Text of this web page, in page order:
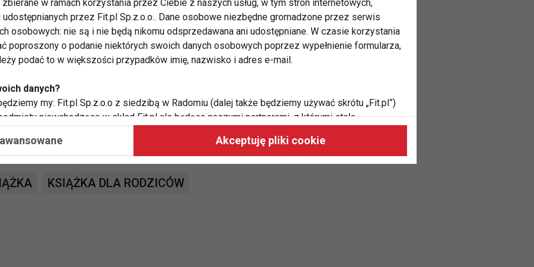
format: 14,5 x 20,50 cm, s. 152, oprawa miękka
2010 r.
KSIĄŻKA DLA RODZICÓW
w ramach korzystania przez Ciebie z naszych usług, w tym stron internetowych,
przez Fit.pl Sp.z.o.o.. Dane osobowe niezbędne gromadzone przez serwis
osobowych: nie są i nie będą nikomu odsprzedawana ani udostępniane. W czasie korzystania
poproszony o podanie niektórych swoich danych osobowych poprzez wypełnienie formularza,
podać to w większości przypadków imię, nazwisko i adres e-mail.
danych?
my: Fit.pl Sp.z.o.o z siedzibą w Radomiu (dalej także będziemy używać skrótu „Fit.pl”)
niewchodzące w skład Fit.pl ale będące naszymi partnerami, z którymi stale
dane?
Akceptuję pliki cookie